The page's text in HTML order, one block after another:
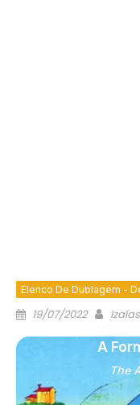
Elenco De Dublagem -
19/07/2022
The
A